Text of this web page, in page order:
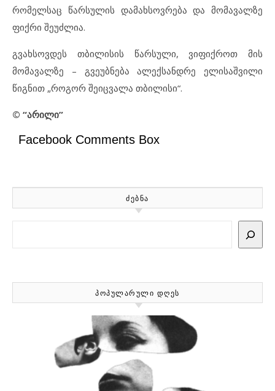
რომელსაც წარსულის დამახსოვრება და მომავალზე
ფიქრი შეუძლია.
გვახსოვდეს თბილისის წარსული, ვიფიქროთ მის
მომავალზე – გვეუბნება ალექსანდრე ელისაშვილი
წიგნით „როგორ შეიცვალა თბილისი“.
© “არილი”
Facebook Comments Box
ᲫᲔᲑᲜᲐ
ᲞᲝᲞᲣᲚᲐᲠᲣᲚᲘ ᲓᲦᲔᲡ